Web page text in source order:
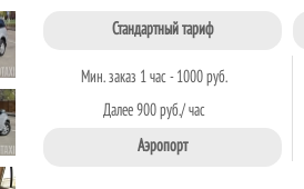
Стандартный тариф
Мин. заказ 1 час - 1000 руб.
Далее 900 руб./ час
Аэропорт